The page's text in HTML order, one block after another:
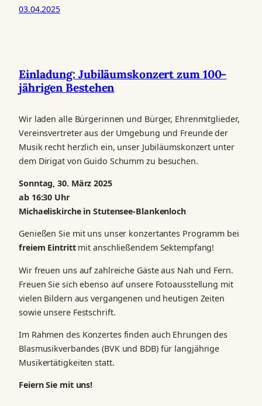
03.04.2025
Einladung: Jubiläumskonzert zum 100-
jährigen Bestehen
Wir laden alle Bürgerinnen und Bürger, Ehrenmitglieder,
Vereinsvertreter aus der Umgebung und Freunde der
Musik recht herzlich ein, unser Jubiläumskonzert unter
dem Dirigat von Guido Schumm zu besuchen.
Sonntag, 30. März 2025
ab 16:30 Uhr
Michaeliskirche in Stutensee-Blankenloch
Genießen Sie mit uns unser konzertantes Programm bei
freiem Eintrittmit anschließendem Sektempfang!
Wir freuen uns auf zahlreiche Gäste aus Nah und Fern.
Freuen Sie sich ebenso auf unsere Fotoausstellung mit
vielen Bildern aus vergangenen und heutigen Zeiten
sowie unsere Festschrift.
Im Rahmen des Konzertes finden auch Ehrungen des
Blasmusikverbandes (BVK und BDB) für langjährige
Musikertätigkeiten statt.
Feiern Sie mit uns!